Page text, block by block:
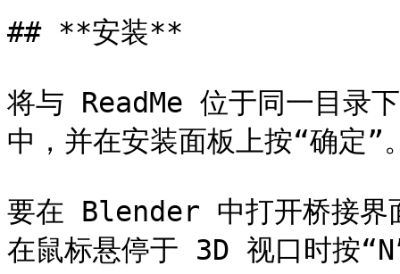
## **安装**
将与 ReadMe 位于同一目
中，并在安装面板上按“确定”
要在 Blender 中打开桥接界
在鼠标悬停于 3D 视口时按